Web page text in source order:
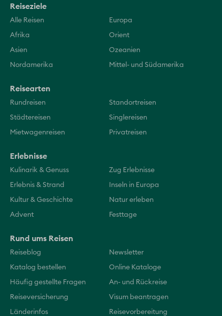
Reiseziele
Alle Reisen Europa
Afrika Orient
Asien Ozeanien
Nordamerika Mittel- und Südamerika
Reisearten
Rundreisen Standortreisen
Städtereisen Singlereisen
Mietwagenreisen Privatreisen
Erlebnisse
Kulinarik & Genuss Zug Erlebnisse
Erlebnis & Strand Inseln in Europa
Kultur & Geschichte Natur erleben
Advent Festtage
Rund ums Reisen
Reiseblog Newsletter
Katalog bestellen Online Kataloge
Häufig gestellte Fragen An- und Rückreise
Reiseversicherung Visum beantragen
Länderinfos Reisevorbereitung